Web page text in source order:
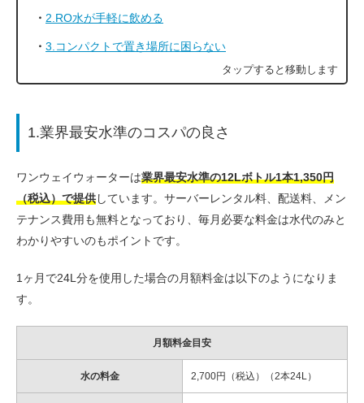
2.RO水が手軽に飲める
3.コンパクトで置き場所に困らない
1.業界最安水準のコスパの良さ
ワンウェイウォーターは業界最安水準の12Lボトル1本1,350円
（税込）で提供しています。サーバーレンタル料、配送料、メン
テナンス費用も無料となっており、毎月必要な料金は水代のみと
わかりやすいのもポイントです。
1ヶ月で24L分を使用した場合の月額料金は以下のようになりま
す。
月額料金目安
水の料金 2,700円（税込）（2本24L）